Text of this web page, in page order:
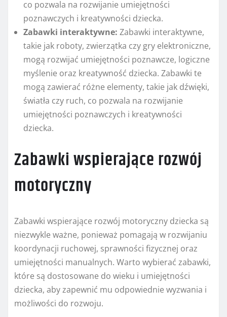
co pozwala na rozwijanie umiejętności
poznawczych i kreatywności dziecka.
Zabawki interaktywne: Zabawki interaktywne,
takie jak roboty, zwierzątka czy gry elektroniczne,
mogą rozwijać umiejętności poznawcze, logiczne
myślenie oraz kreatywność dziecka. Zabawki te
mogą zawierać różne elementy, takie jak dźwięki,
światła czy ruch, co pozwala na rozwijanie
umiejętności poznawczych i kreatywności
dziecka.
Zabawki wspierające rozwój
motoryczny
Zabawki wspierające rozwój motoryczny dziecka są
niezwykle ważne, ponieważ pomagają w rozwijaniu
koordynacji ruchowej, sprawności fizycznej oraz
umiejętności manualnych. Warto wybierać zabawki,
które są dostosowane do wieku i umiejętności
dziecka, aby zapewnić mu odpowiednie wyzwania i
możliwości do rozwoju.